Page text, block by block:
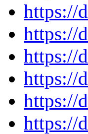
https://
https://
https://
https://
https://
https://